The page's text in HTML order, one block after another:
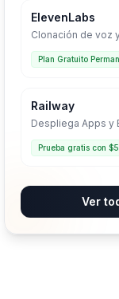
ElevenLabs
Clonación de voz
Plan Gratuito
Railway
Despliega Apps y
Prueba gratis con
Ver